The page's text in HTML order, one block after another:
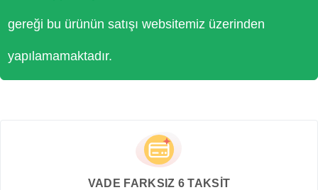
gereği bu ürünün satışı websitemiz üzerinden
yapılamamaktadır.
VADE FARKSIZ 6 TAKSİT